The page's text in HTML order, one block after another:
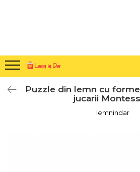
Agende din lemn
Agende 10x10
Semne de carte
Puzzle din lemn cu
jucarii
lemnindar